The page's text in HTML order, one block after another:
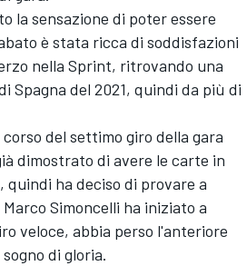
la sensazione di poter essere
è stata ricca di soddisfazioni
nella Sprint, ritrovando una
Spagna del 2021, quindi da più di
del settimo giro della gara
dimostrato di avere le carte in
, quindi ha deciso di provare a
Simoncelli ha iniziato a
veloce, abbia perso l'anteriore
di gloria.